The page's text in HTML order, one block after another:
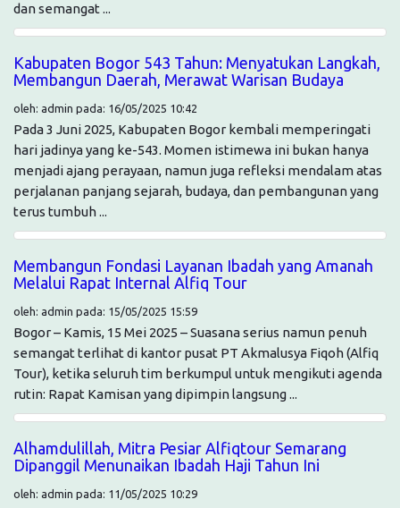
dan semangat ...
Kabupaten Bogor 543 Tahun: Menyatukan Langkah,
Membangun Daerah, Merawat Warisan Budaya
oleh: admin pada: 16/05/2025 10:42
Pada 3 Juni 2025, Kabupaten Bogor kembali memperingati
hari jadinya yang ke-543. Momen istimewa ini bukan hanya
menjadi ajang perayaan, namun juga refleksi mendalam atas
perjalanan panjang sejarah, budaya, dan pembangunan yang
terus tumbuh ...
Membangun Fondasi Layanan Ibadah yang Amanah
Melalui Rapat Internal Alfiq Tour
oleh: admin pada: 15/05/2025 15:59
Bogor – Kamis, 15 Mei 2025 – Suasana serius namun penuh
semangat terlihat di kantor pusat PT Akmalusya Fiqoh (Alfiq
Tour), ketika seluruh tim berkumpul untuk mengikuti agenda
rutin: Rapat Kamisan yang dipimpin langsung ...
Alhamdulillah, Mitra Pesiar Alfiqtour Semarang
Dipanggil Menunaikan Ibadah Haji Tahun Ini
oleh: admin pada: 11/05/2025 10:29